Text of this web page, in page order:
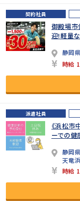
契約社員
御殿場市
迎!軽量
静岡
時給
派遣社員
《浜松市
ーでの健
静岡
天竜
時給